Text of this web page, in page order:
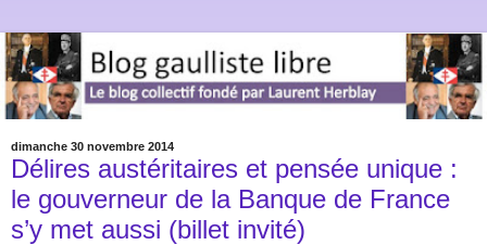
dimanche 30 novembre 2014
Délires austéritaires et pensée unique :
le gouverneur de la Banque de France
s’y met aussi (billet invité)